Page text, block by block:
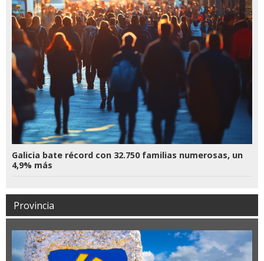
Galicia bate récord con 32.750 familias numerosas, un
4,9% más
Provincia